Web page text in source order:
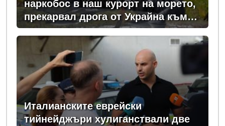
наркобос в наш курорт на морето,
прекарвал дрога от Украйна към
ЕС
Италианските еврейски
тийнейджъри хулиганствали две